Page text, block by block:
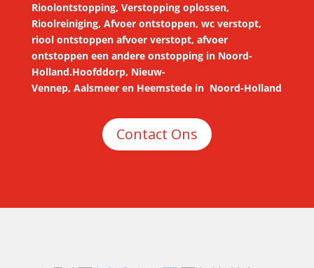
Rioolontstopping, Verstopping oplossen,
Rioolreiniging, Afvoer ontstoppen, wc verstopt,
riool ontstoppen afvoer verstopt, afvoer
ontstoppen een andere onstopping in Noord-
Holland.Hoofddorp, Nieuw-
Vennep, Aalsmeeren Heemstedein Noord-Holland
Contact Ons